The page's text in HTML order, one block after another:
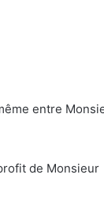
entre
de